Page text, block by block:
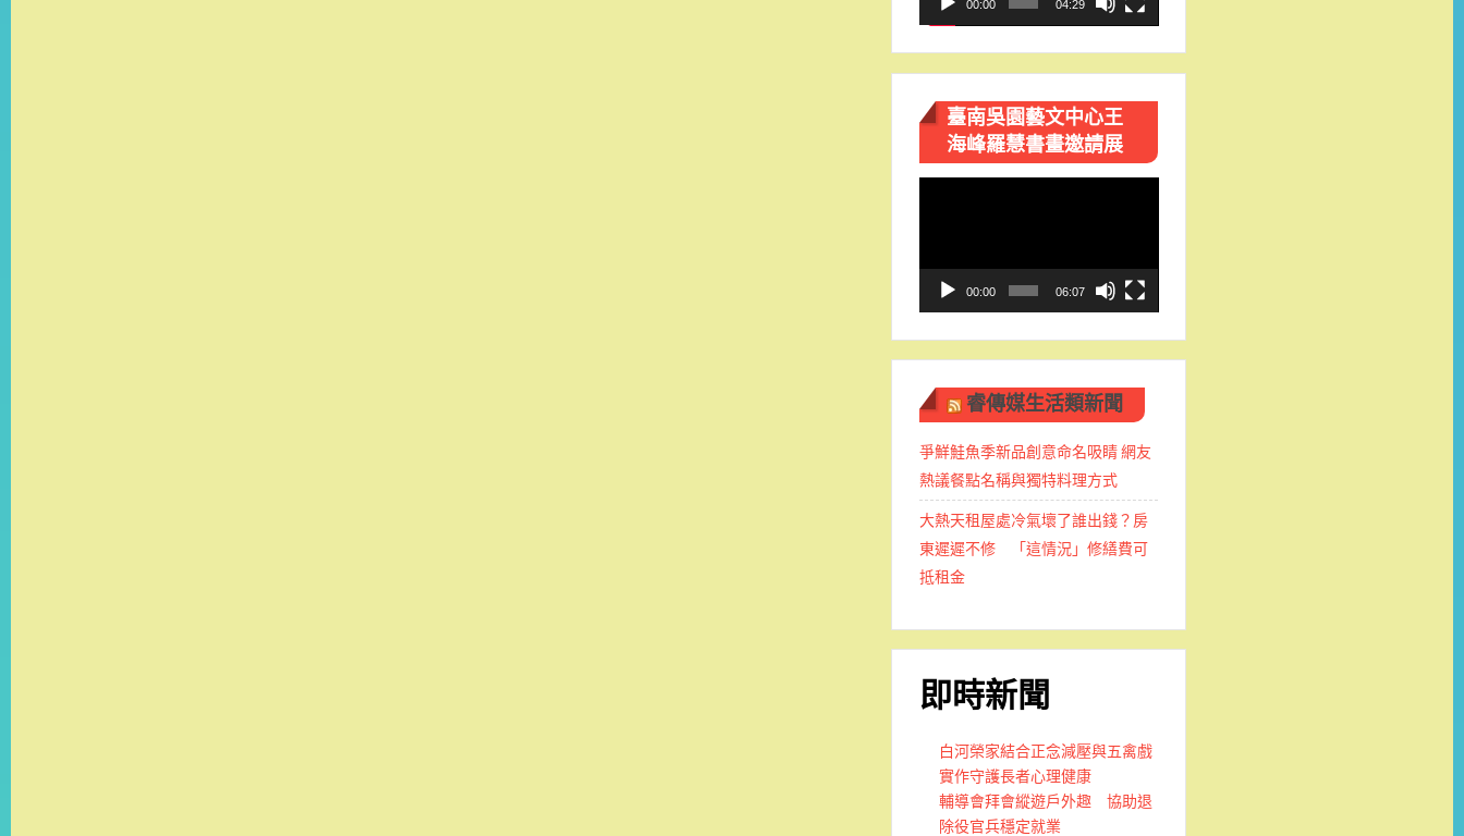
00:00 04:29
臺南吳園藝文中心王
海峰羅慧書畫邀請展
00:00 06:07
睿傳媒生活類新聞
爭鮮鮭魚季新品創意命名吸睛 網友
熱議餐點名稱與獨特料理方式
大熱天租屋處冷氣壞了誰出錢？房
東遲遲不修 「這情況」修繕費可
抵租金
即時新聞
白河榮家結合正念減壓與五禽戲
實作守護長者心理健康
輔導會拜會縱遊戶外趣 協助退
除役官兵穩定就業